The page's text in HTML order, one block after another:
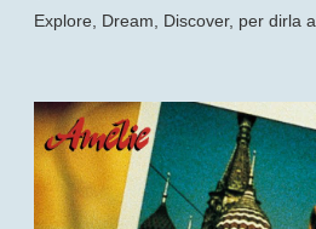
Explore, Dream, Discover, per dirla